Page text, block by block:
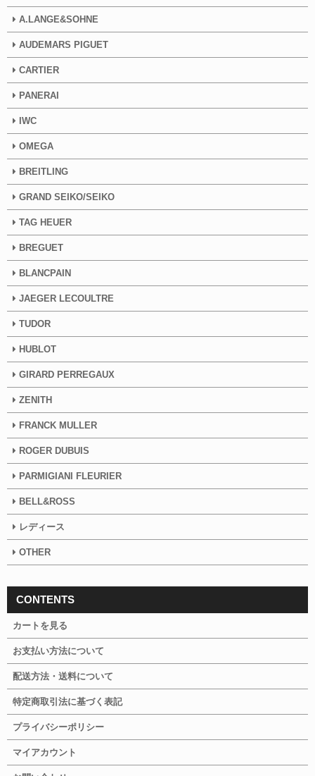
A.LANGE&SOHNE
AUDEMARS PIGUET
CARTIER
PANERAI
IWC
OMEGA
BREITLING
GRAND SEIKO/SEIKO
TAG HEUER
BREGUET
BLANCPAIN
JAEGER LECOULTRE
TUDOR
HUBLOT
GIRARD PERREGAUX
ZENITH
FRANCK MULLER
ROGER DUBUIS
PARMIGIANI FLEURIER
BELL&ROSS
レディース
OTHER
CONTENTS
カートを見る
お支払い方法について
配送方法・送料について
特定商取引法に基づく表記
プライバシーポリシー
マイアカウント